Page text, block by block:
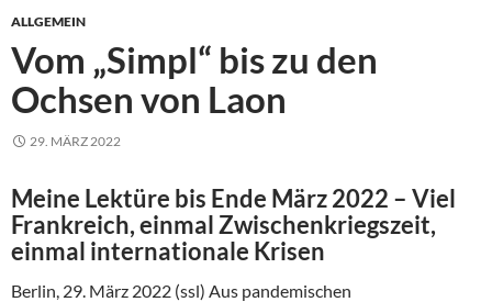
ALLGEMEIN
Vom „Simpl“ bis zu den
Ochsen von Laon
29. MÄRZ 2022
Meine Lektüre bis Ende März 2022 – Viel
Frankreich, einmal Zwischenkriegszeit,
einmal internationale Krisen
Berlin, 29. März 2022 (ssl) Aus pandemischen